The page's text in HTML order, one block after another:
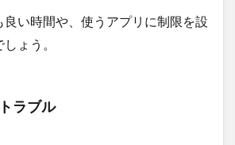
良い時間や、使うアプリに制限を設
ょう。
ラブル